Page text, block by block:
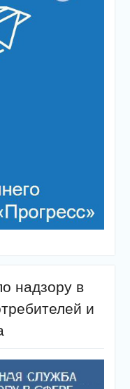
надзору в
и